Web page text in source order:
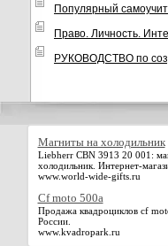
Популярный
Право. Личность.
РУКОВОДСТВО по
Магниты на холодильник
Liebherr CBN 3913 20 001:
холодильник. Интернет-
www.world-wide-gifts.ru
Cf moto 500a
Продажа квадроциклов cf
России.
www.kvadropark.ru